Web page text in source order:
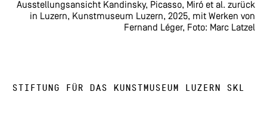
Ausstellungsansicht Kandinsky, Picasso, Miró et al. zurück
in Luzern, Kunstmuseum Luzern, 2025, mit Werken von
Fernand Léger, Foto: Marc Latzel
STIFTUNG FÜR DAS KUNSTMUSEUM LUZERN SKL